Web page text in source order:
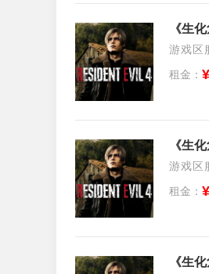
游戏区
租金：
游戏区
租金：